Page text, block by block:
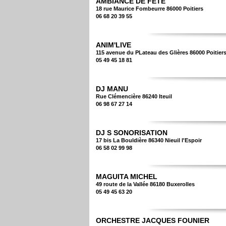
18 rue Maurice Fombeurre 86000 Poitiers
06 68 20 39 55
ANIM'LIVE
115 avenue du PLateau des Glières 86000 Poitiers
05 49 45 18 81
DJ MANU
Rue Clémencière 86240 Iteuil
06 98 67 27 14
DJ S SONORISATION
17 bis La Bouldière 86340 Nieuil l'Espoir
06 58 02 99 98
MAGUITA MICHEL
49 route de la Vallée 86180 Buxerolles
05 49 45 63 20
ORCHESTRE JACQUES FOUNIER